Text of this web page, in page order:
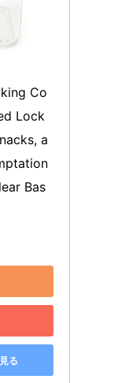
Co
Lock
a
Bas
る